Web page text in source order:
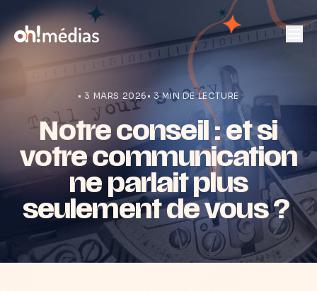
• 3 MARS 2026 • 3 MIN DE LECTURE
Notre conseil : et si
votre communication
ne parlait plus
seulement de vous ?